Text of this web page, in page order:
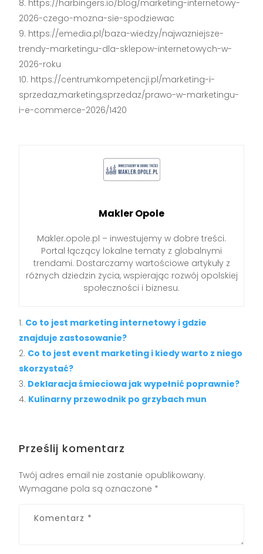
https://harbingers.io/blog/marketing-internetowy-
2026-czego-mozna-sie-spodziewac
https://emedia.pl/baza-wiedzy/najwazniejsze-
trendy-marketingu-dla-sklepow-internetowych-w-
2026-roku
https://centrumkompetencji.pl/marketing-i-
sprzedaz,marketing,sprzedaz/prawo-w-marketingu-
i-e-commerce-2026/1420
Makler Opole
Makler.opole.pl – inwestujemy w dobre treści.
Portal łączący lokalne tematy z globalnymi
trendami. Dostarczamy wartościowe artykuły z
różnych dziedzin życia, wspierając rozwój opolskiej
społeczności i biznesu.
Co to jest marketing internetowy i gdzie
znajduje zastosowanie?
Co to jest event marketing i kiedy warto z niego
skorzystać?
Deklaracja śmieciowa jak wypełnić poprawnie?
Kulinarny przewodnik po grzybach mun
Prześlij komentarz
Twój adres email nie zostanie opublikowany.
Wymagane pola są oznaczone *